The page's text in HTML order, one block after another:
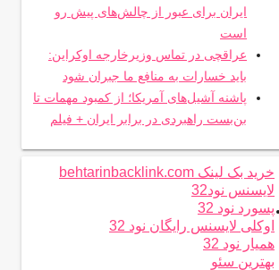
ایران برای عبور از چالش‌های پیش رو
است
عراقچی در تماس وزیرخارجه اوکراین:
باید خسارات به منافع ما جبران شود
پاشنه آشیل‌های آمریکا؛ از کمبود مهمات تا
بن‌بست راهبردی در برابر ایران + فیلم
.
خرید بک لینک behtarinbacklink.com
لایسنس نود32
پسورد نود 32
اوکلی لایسنس رایگان نود 32
همیار نود 32
بهترین سئو